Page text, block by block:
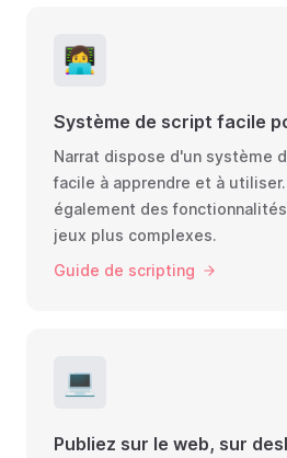
👩‍💻
Système de script facile
Narrat dispose d'un système
facile à apprendre et à
également des
jeux plus complexes.
Guide de scripting
💻
Publiez sur le web, sur